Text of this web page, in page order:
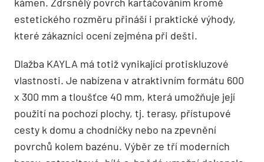
estetického rozměru přináší i praktické výhody,
které zákazníci ocení zejména při dešti.
Dlažba KAYLA má totiž vynikající protiskluzové
vlastnosti. Je nabízena v atraktivním formátu 600
x 300 mm a tloušťce 40 mm, která umožňuje její
použití na pochozí plochy, tj. terasy, přístupové
cesty k domu a chodníčky nebo na zpevnění
povrchů kolem bazénu. Výběr ze tří moderních